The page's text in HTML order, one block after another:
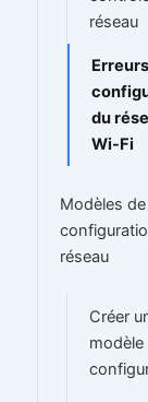
réseau
du
Wi-Fi
Modèles de
réseau
Créer
modèle